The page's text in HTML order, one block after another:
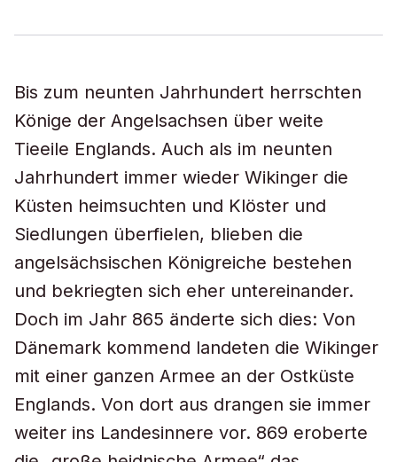
Bis zum neunten Jahrhundert herrschten
Könige der Angelsachsen über weite
Tieeile Englands. Auch als im neunten
Jahrhundert immer wieder Wikinger die
Küsten heimsuchten und Klöster und
Siedlungen überfielen, blieben die
angelsächsischen Königreiche bestehen
und bekriegten sich eher untereinander.
Doch im Jahr 865 änderte sich dies: Von
Dänemark kommend landeten die Wikinger
mit einer ganzen Armee an der Ostküste
Englands. Von dort aus drangen sie immer
weiter ins Landesinnere vor. 869 eroberte